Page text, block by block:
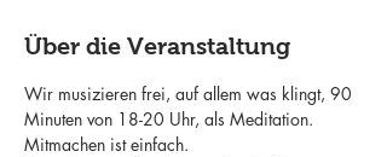
Über die Veranstaltung
Wir musizieren frei, auf allem was klingt, 90
Minuten von 18-20 Uhr, als Meditation.
Mitmachen ist einfach.